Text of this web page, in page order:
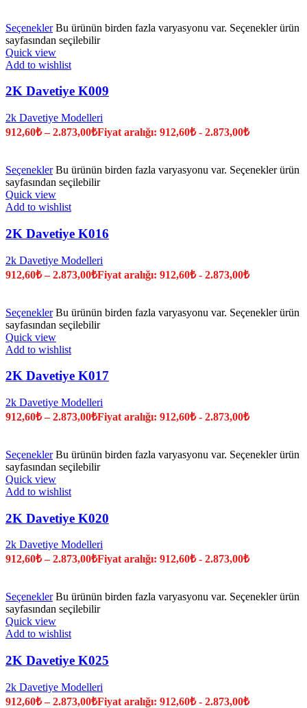
Seçenekler Bu ürünün birden fazla varyasyonu var. Seçenekler ürün
sayfasından seçilebilir
Quick view
Add to wishlist
2K Davetiye K009
2k Davetiye Modelleri
912,60₺ –2.873,00₺Fiyat aralığı: 912,60₺ - 2.873,00₺
Seçenekler Bu ürünün birden fazla varyasyonu var. Seçenekler ürün
sayfasından seçilebilir
Quick view
Add to wishlist
2K Davetiye K016
2k Davetiye Modelleri
912,60₺ –2.873,00₺Fiyat aralığı: 912,60₺ - 2.873,00₺
Seçenekler Bu ürünün birden fazla varyasyonu var. Seçenekler ürün
sayfasından seçilebilir
Quick view
Add to wishlist
2K Davetiye K017
2k Davetiye Modelleri
912,60₺ –2.873,00₺Fiyat aralığı: 912,60₺ - 2.873,00₺
Seçenekler Bu ürünün birden fazla varyasyonu var. Seçenekler ürün
sayfasından seçilebilir
Quick view
Add to wishlist
2K Davetiye K020
2k Davetiye Modelleri
912,60₺ –2.873,00₺Fiyat aralığı: 912,60₺ - 2.873,00₺
Seçenekler Bu ürünün birden fazla varyasyonu var. Seçenekler ürün
sayfasından seçilebilir
Quick view
Add to wishlist
2K Davetiye K025
2k Davetiye Modelleri
912,60₺ –2.873,00₺Fiyat aralığı: 912,60₺ - 2.873,00₺